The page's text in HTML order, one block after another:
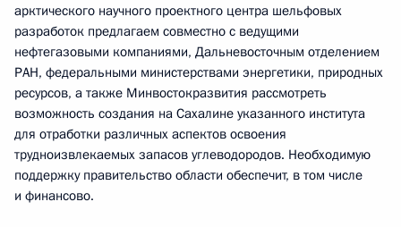
арктического научного проектного центра шельфовых
разработок предлагаем совместно с ведущими
нефтегазовыми компаниями, Дальневосточным отделением
РАН, федеральными министерствами энергетики, природных
ресурсов, а также Минвостокразвития рассмотреть
возможность создания на Сахалине указанного института
для отработки различных аспектов освоения
трудноизвлекаемых запасов углеводородов. Необходимую
поддержку правительство области обеспечит, в том числе
и финансово.